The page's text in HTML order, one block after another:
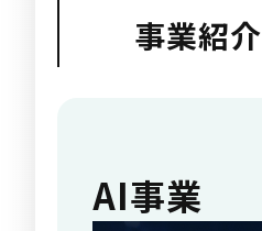
事業紹介
AI事業